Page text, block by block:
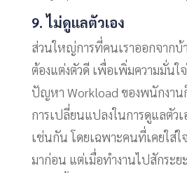
9. ไม่ดูแลตัวเอง
ส่วนใหญ่การที่คนเราออกจากบ้
ต้องแต่งตัวดี เพื่อเพิ่มความมั่นใจ
ปัญหา Workload ของพนักงาน
การเปลี่ยนแปลงในการดูแลตัว
เช่นกัน โดยเฉพาะคนที่เคยใส่ใ
มาก่อน แต่เมื่อทำงานไปสักระย